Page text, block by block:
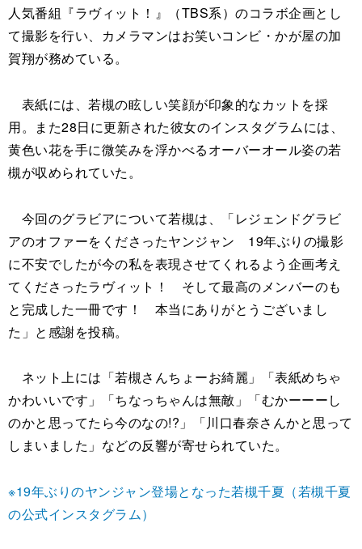
人気番組『ラヴィット！』（TBS系）のコラボ企画とし
て撮影を行い、カメラマンはお笑いコンビ・かが屋の加
賀翔が務めている。
表紙には、若槻の眩しい笑顔が印象的なカットを採
用。また28日に更新された彼女のインスタグラムには、
黄色い花を手に微笑みを浮かべるオーバーオール姿の若
槻が収められていた。
今回のグラビアについて若槻は、「レジェンドグラビ
アのオファーをくださったヤンジャン 19年ぶりの撮影
に不安でしたが今の私を表現させてくれるよう企画考え
てくださったラヴィット！ そして最高のメンバーのも
と完成した一冊です！ 本当にありがとうございまし
た」と感謝を投稿。
ネット上には「若槻さんちょーお綺麗」「表紙めちゃ
かわいいです」「ちなっちゃんは無敵」「むかーーーし
のかと思ってたら今のなの!?」「川口春奈さんかと思って
しまいました」などの反響が寄せられていた。
※19年ぶりのヤンジャン登場となった若槻千夏（若槻千夏
の公式インスタグラム）